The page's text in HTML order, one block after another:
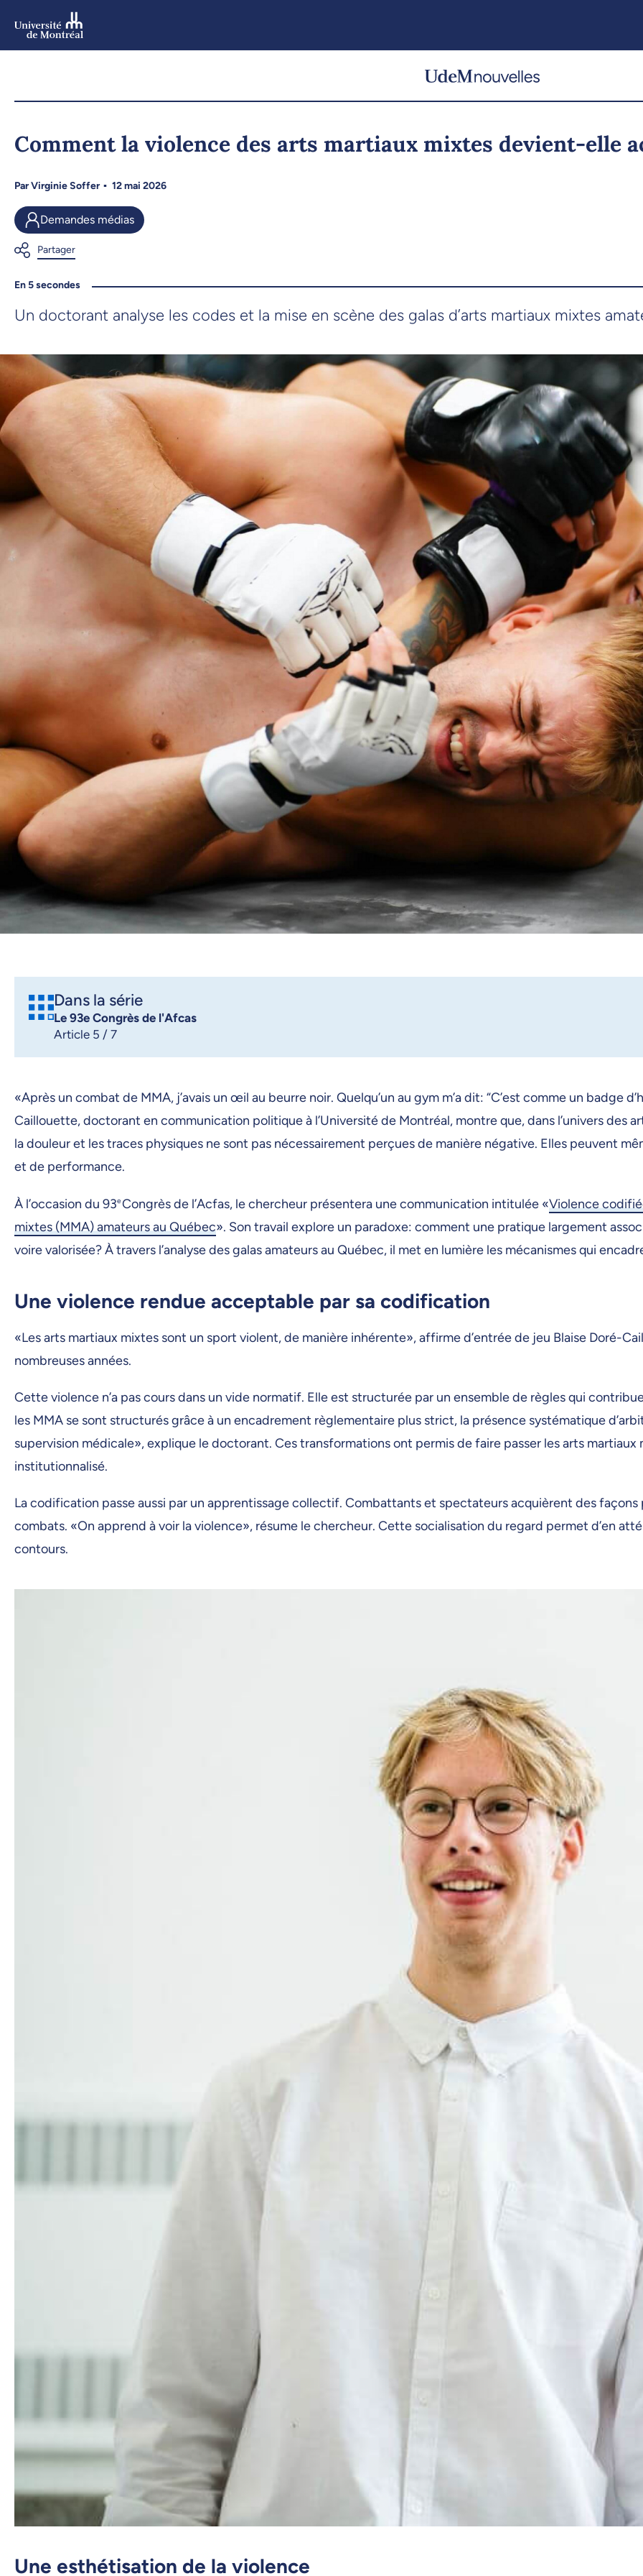
Comment la violence des arts martiaux mixtes devient-elle
ParVirginie Soffer 12 mai 2026
Demandes médias
En 5 secondes
Un doctorant analyse les codes et la mise en scène des galas d’arts martiaux mixtes
Dans la série
Le 93e Congrès de l'Afcas
Article 5 / 7
«Après un combat de MMA, j’avais un œil au beurre noir. Quelqu’un au gym m’a dit: “C’est comme un badge
Caillouette, doctorant en communication politique à l’Université de Montréal, montre que, dans l’univers des
la douleur et les traces physiques ne sont pas nécessairement perçues de manière négative. Elles peuvent
et de performance.
À l’occasion du 93eCongrès de l’Acfas, le chercheur présentera une communication intitulée «Violence
mixtes (MMA) amateurs au Québec». Son travail explore un paradoxe: comment une pratique largement
voire valorisée? À travers l’analyse des galas amateurs au Québec, il met en lumière les mécanismes qui
Une violence rendue acceptable par sa codification
«Les arts martiaux mixtes sont un sport violent, de manière inhérente», affirme d’entrée de jeu Blaise Doré-
nombreuses années.
Cette violence n’a pas cours dans un vide normatif. Elle est structurée par un ensemble de règles qui
les MMA se sont structurés grâce à un encadrement règlementaire plus strict, la présence systématique
supervision médicale», explique le doctorant. Ces transformations ont permis de faire passer les arts martiaux
institutionnalisé.
La codification passe aussi par un apprentissage collectif. Combattants et spectateurs acquièrent des
combats. «On apprend à voir la violence», résume le chercheur. Cette socialisation du regard permet d’en
contours.
Une esthétisation de la violence